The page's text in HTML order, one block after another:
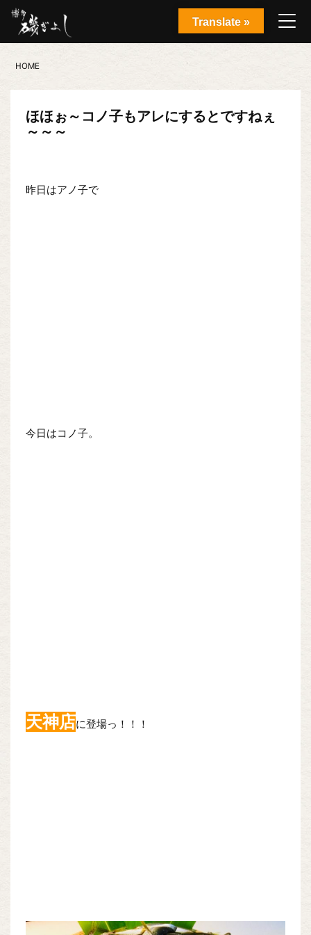
HOME
ほほぉ～コノ子もアレにするとですねぇ
～～～
昨日はアノ子で
今日はコノ子。
天神店に登場っ！！！
Translate »